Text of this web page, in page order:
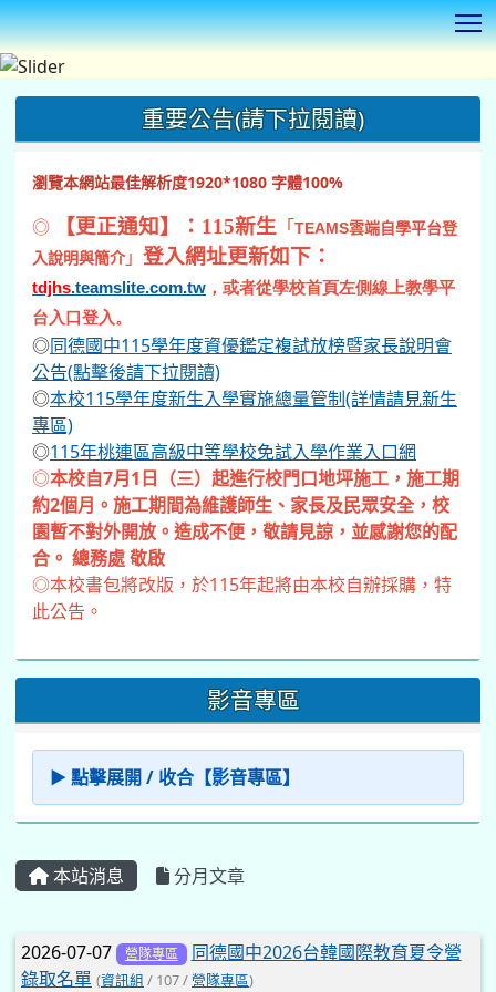
重要公告(請下拉閱讀)
瀏覽本網站最佳解析度1920*1080 字體100%
◎ 【更正通知】：115新生 「 TEAMS雲端自學平台登
入說明與簡介」 登入網址更新如下：
tdjhs.teamslite.com.tw ，或者從學校首頁左側線上教學平
台入口登入。
◎同德國中115學年度資優鑑定複試放榜暨家長說明會
公告(點擊後請下拉閱讀)
◎本校115學年度新生入學實施總量管制(詳情請見新生
專區)
◎115年桃連區高級中等學校免試入學作業入口網
◎本校自7月1日（三）起進行校門口地坪施工，施工期
約2個月。施工期間為維護師生、家長及民眾安全，校
園暫不對外開放。造成不便，敬請見諒，並感謝您的配
合。 總務處 敬啟
◎本校書包將改版，於115年起將由本校自辦採購，特
此公告。
影音專區
▶ 點擊展開 / 收合【影音專區】
本站消息 分月文章
文章列表
2026-07-07 營隊專區
同德國中2026台韓國際教育夏令營
錄取名單 (資訊組 / 107 /營隊專區)